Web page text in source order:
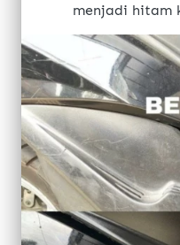
menjadi hitam